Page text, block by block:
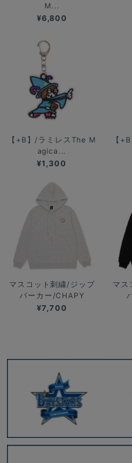
M...
¥6,800
【+B】/ラミレスThe M
agica...
¥1,300
【
マスコット刺繍/ジップ
パーカー/CHAPY
¥7,700
マス